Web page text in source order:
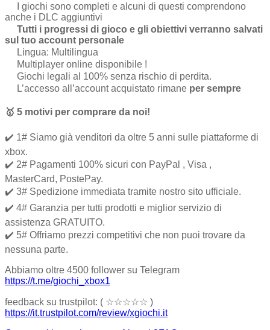
I giochi sono completi e alcuni di questi comprendono
anche i DLC aggiuntivi
Tutti i progressi di gioco e gli obiettivi verranno salvati
sul tuo account personale
Lingua: Multilingua
Multiplayer online disponibile !
Giochi legali al 100% senza rischio di perdita.
L’accesso all’account acquistato rimane per sempre
🥇 5 motivi per comprare da noi!
✔️ 1# Siamo già venditori da oltre 5 anni sulle piattaforme di
xbox.
✔️ 2# Pagamenti 100% sicuri con PayPal , Visa ,
MasterCard, PostePay.
✔️ 3# Spedizione immediata tramite nostro sito ufficiale.
✔️ 4# Garanzia per tutti prodotti e miglior servizio di
assistenza GRATUITO.
✔️ 5# Offriamo prezzi competitivi che non puoi trovare da
nessuna parte.
Abbiamo oltre 4500 follower su Telegram
https://t.me/giochi_xbox1
feedback su trustpilot: ( ☆☆☆☆☆ )
https://it.trustpilot.com/review/xgiochi.it